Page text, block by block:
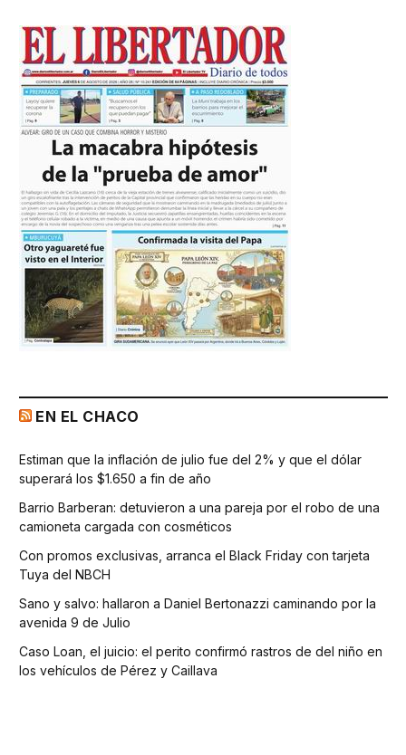
EN EL CHACO
Estiman que la inflación de julio fue del 2% y que el dólar
superará los $1.650 a fin de año
Barrio Barberan: detuvieron a una pareja por el robo de una
camioneta cargada con cosméticos
Con promos exclusivas, arranca el Black Friday con tarjeta
Tuya del NBCH
Sano y salvo: hallaron a Daniel Bertonazzi caminando por la
avenida 9 de Julio
Caso Loan, el juicio: el perito confirmó rastros de del niño en
los vehículos de Pérez y Caillava